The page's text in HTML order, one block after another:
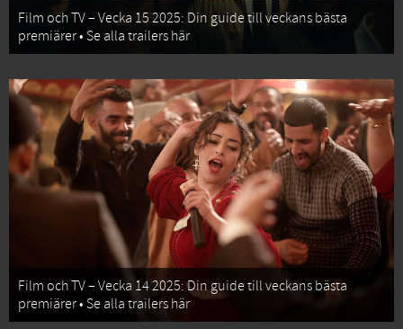
Film och TV – Vecka 15 2025: Din guide till veckans bästa
premiärer • Se alla trailers här
Film och TV – Vecka 14 2025: Din guide till veckans bästa
premiärer • Se alla trailers här